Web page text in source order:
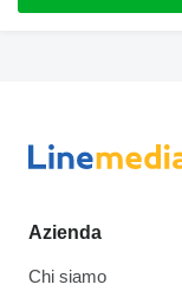
Azienda
Chi siamo